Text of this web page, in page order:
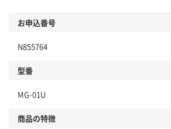
お申込番号
N855764
型番
MG-01U
商品の特徴